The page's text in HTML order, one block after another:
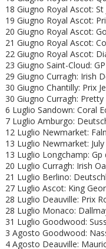
18 Giugno Royal Ascot:
19 Giugno Royal Ascot:
20 Giugno Royal Ascot:
21 Giugno Royal Ascot:
22 Giugno Royal Ascot:
23 Giugno Saint-Cloud:
29 Giugno Curragh: Irish
30 Giugno Chantilly: Prix
30 Giugno Curragh:
6 Luglio Sandown: Coral
7 Luglio Amburgo:
12 Luglio Newmarket:
13 Luglio Newmarket:
13 Luglio Longchamp: Gp
20 Luglio Curragh: Irish
21 Luglio Berlino:
27 Luglio Ascot: King
28 Luglio Deauville: Prix
28 Luglio Monaco:
31 Luglio Goodwood:
3 Agosto Goodwood:
4 Agosto Deauville: